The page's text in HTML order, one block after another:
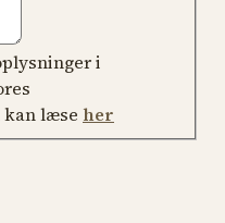
i
kan læse her